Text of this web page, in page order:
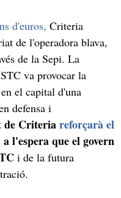
d'euros, Criteria
de l'operadora blava,
de la Sepi. La
va provocar la
el capital d'una
defensa i
de Criteriareforçarà el
l'espera que el govern
i de la futura